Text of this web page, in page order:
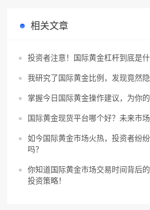
相关文章
投资者注意！国际黄金杠杆到底是什
我研究了国际黄金比例，发现竟然
掌握今日国际黄金操作建议，为你
国际黄金现货平台哪个好？未来市场
如今国际黄金市场火热，投资者纷
吗？
你知道国际黄金市场交易时间背后
投资策略！